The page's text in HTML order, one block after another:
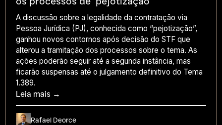
A discussão sobre a legalidade da contratação via
Pessoa Jurídica (PJ), conhecida como “pejotização”,
ganhou novos contornos após decisão do STF que
alterou a tramitação dos processos sobre o tema. As
ações poderão seguir até a segunda instância, mas
ficarão suspensas até o julgamento definitivo do Tema
1.389.
Leia mais →
Rafael Deorce